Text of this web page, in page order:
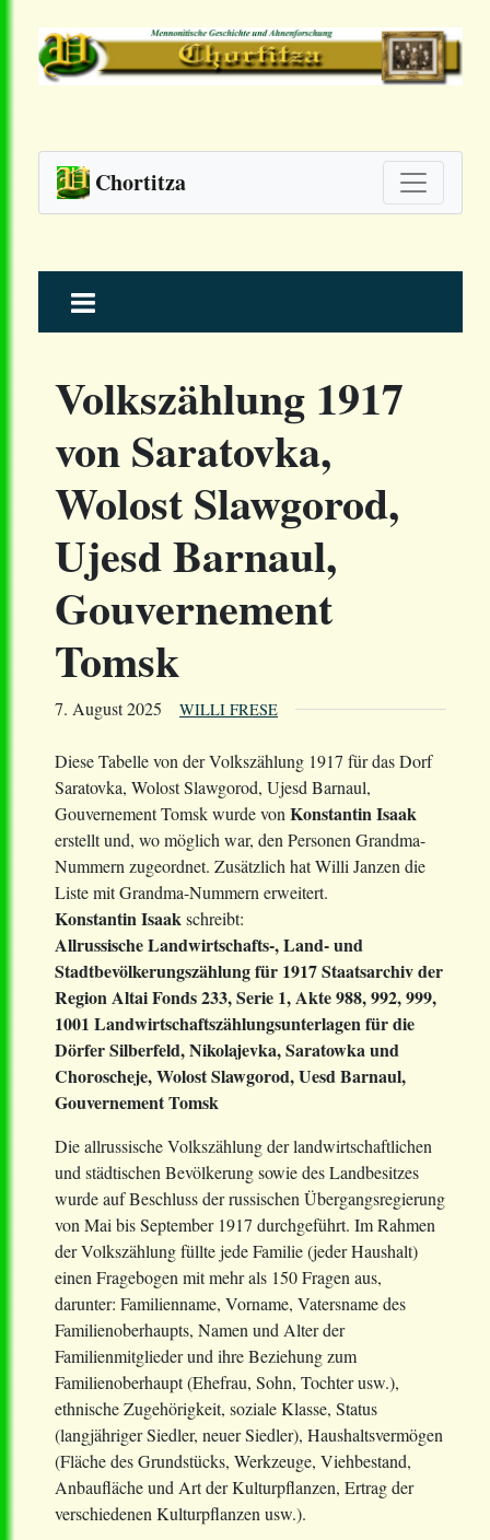
Chortitza
to
Volkszählung 1917
von Saratovka,
Wolost Slawgorod,
Ujesd Barnaul,
Gouvernement
Tomsk
7. August 2025 WILLI FRESE
Diese Tabelle von der Volkszählung 1917 für das Dorf
Saratovka, Wolost Slawgorod, Ujesd Barnaul,
Gouvernement Tomsk wurde von Konstantin Isaak
erstellt und, wo möglich war, den Personen Grandma-
Nummern zugeordnet. Zusätzlich hat Willi Janzen die
Liste mit Grandma-Nummern erweitert.
Konstantin Isaakschreibt:
Allrussische Landwirtschafts-, Land- und
Stadtbevölkerungszählung für 1917 Staatsarchiv der
Region Altai Fonds 233, Serie 1, Akte 988, 992, 999,
1001 Landwirtschaftszählungsunterlagen für die
Dörfer Silberfeld, Nikolajevka, Saratowka und
Choroscheje, Wolost Slawgorod, Uesd Barnaul,
Gouvernement Tomsk
Die allrussische Volkszählung der landwirtschaftlichen
und städtischen Bevölkerung sowie des Landbesitzes
wurde auf Beschluss der russischen Übergangsregierung
von Mai bis September 1917 durchgeführt. Im Rahmen
der Volkszählung füllte jede Familie (jeder Haushalt)
einen Fragebogen mit mehr als 150 Fragen aus,
darunter: Familienname, Vorname, Vatersname des
Familienoberhaupts, Namen und Alter der
Familienmitglieder und ihre Beziehung zum
Familienoberhaupt (Ehefrau, Sohn, Tochter usw.),
ethnische Zugehörigkeit, soziale Klasse, Status
(langjähriger Siedler, neuer Siedler), Haushaltsvermögen
(Fläche des Grundstücks, Werkzeuge, Viehbestand,
Anbaufläche und Art der Kulturpflanzen, Ertrag der
verschiedenen Kulturpflanzen usw.).